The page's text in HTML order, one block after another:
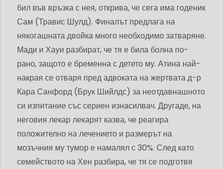
бил във връзка с нея, открива, че сега има годеник
Сам (Травис Шулд). Финалът предлага на
някогашната двойка много необходимо затваряне.
Мади и Хауи разбират, че тя е била болна по-
рано, защото е бременна с детето му. Атина най-
накрая се отваря пред адвоката на жертвата д-р
Кара Санфорд (Брук Шийлдс) за неотдавнашното
си изпитание със сериен изнасилвач. Другаде, на
неговия лекар лекарят казва, че реагира
положително на лечението и размерът на
мозъчния му тумор е намалял с 30%. След като
семейството на Хен разбира, че тя се подготвя